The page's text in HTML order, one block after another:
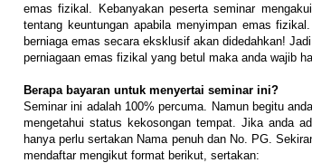
emas fizikal. Kebanyakan peserta seminar
tentang keuntungan apabila menyimpan emas
berniaga emas secara eksklusif akan didedahkan!
perniagaan emas fizikal yang betul maka anda wajib
Berapa bayaran untuk menyertai seminar ini?
Seminar ini adalah 100% percuma. Namun begitu
mengetahui status kekosongan tempat. Jika anda
hanya perlu sertakan Nama penuh dan No. PG.
mendaftar mengikut format berikut, sertakan: